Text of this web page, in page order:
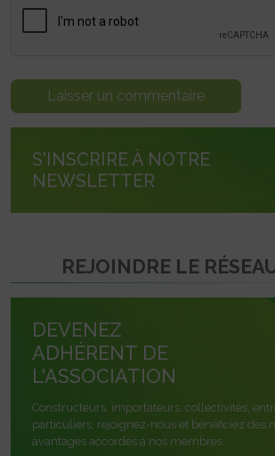
S'INSCRIRE À NOTRE
NEWSLETTER
REJOINDRE LE
DEVENEZ
ADHÉRENT DE
L'ASSOCIATION
Constructeurs, importateurs, collectivités,
particuliers, rejoignez-nous et bénéficiez des
avantages accordés à nos membres.